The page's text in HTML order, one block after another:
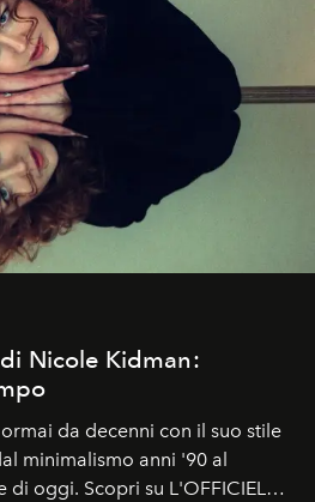
Nicole Kidman:
da decenni con il suo stile
minimalismo anni '90 al
oggi. Scopri su L'OFFICIEL